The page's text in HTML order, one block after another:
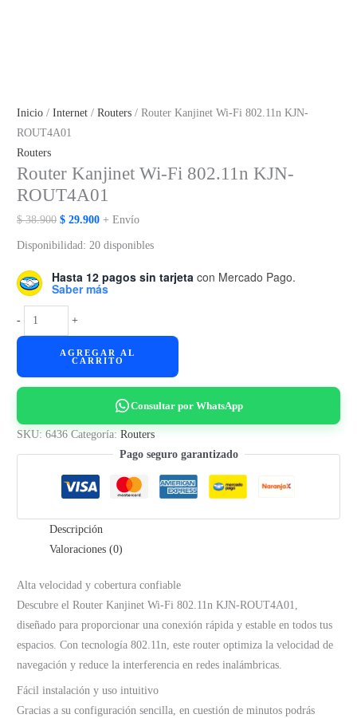
Inicio /Internet /Routers / Router Kanjinet Wi-Fi 802.11n KJN-
ROUT4A01
Routers
Router Kanjinet Wi-Fi 802.11n KJN-
ROUT4A01
$38.900 El
precio
era:
$ 29.900El
precio
es:
+ Envío
Disponibilidad: 20 disponibles
Hasta 12 pagos sin tarjeta con Mercado Pago.
Saber más
-
Router
Kanjinet
ROUT4A01
cantidad
+
AGREGAR AL
CARRITO
Consultar por WhatsApp
SKU:6436 Categoría:Routers
Pago seguro garantizado
Descripción
Valoraciones (0)
Alta velocidad y cobertura confiable
Descubre el Router Kanjinet Wi-Fi 802.11n KJN-ROUT4A01,
diseñado para proporcionar una conexión rápida y estable en todos tus
espacios. Con tecnología 802.11n, este router optimiza la velocidad de
navegación y reduce la interferencia en redes inalámbricas.
Fácil instalación y uso intuitivo
Gracias a su configuración sencilla, en cuestión de minutos podrás